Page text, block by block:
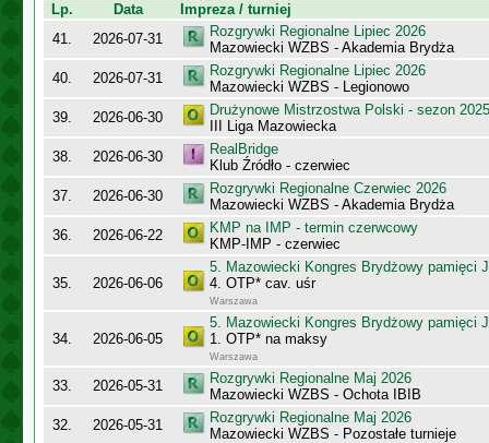
Lp.
Data
Impreza / turniej
41.
2026-07-31
Rozgrywki Regionalne Lipiec 2026
Mazowiecki WZBS - Akademia Brydża
40.
2026-07-31
Rozgrywki Regionalne Lipiec 2026
Mazowiecki WZBS - Legionowo
39.
2026-06-30
Drużynowe Mistrzostwa Polski - sezon
III Liga Mazowiecka
38.
2026-06-30
RealBridge
Klub Źródło - czerwiec
37.
2026-06-30
Rozgrywki Regionalne Czerwiec 2026
Mazowiecki WZBS - Akademia Brydża
36.
2026-06-22
KMP na IMP - termin czerwcowy
KMP-IMP - czerwiec
35. 2026-06-06
5. Mazowiecki Kongres Brydżowy pamięci
4. OTP* cav. uśr
Warszawa
34. 2026-06-05
5. Mazowiecki Kongres Brydżowy pamięci
1. OTP* na maksy
Warszawa
33. 2026-05-31
Rozgrywki Regionalne Maj 2026
Mazowiecki WZBS - Ochota IBIB
32.
2026-05-31
Rozgrywki Regionalne Maj 2026
Mazowiecki WZBS - Pozostałe turnieje